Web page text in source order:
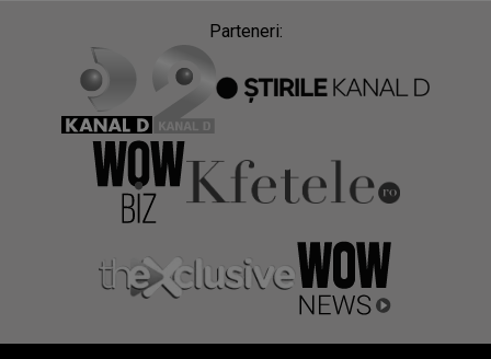
Parteneri: